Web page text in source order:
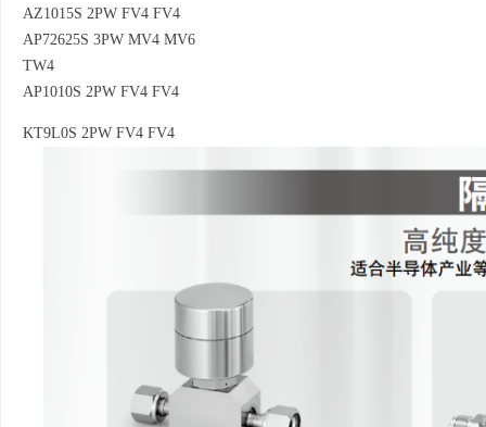
AZ1015S 2PW FV4 FV4
AP72625S 3PW MV4 MV6
TW4
AP1010S 2PW FV4 FV4
KT9L0S 2PW FV4 FV4